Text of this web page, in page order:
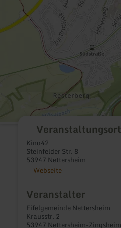
Veranstaltungsort
Kino42
Steinfelder Str. 8
53947 Nettersheim
Webseite
Veranstalter
Eifelgemeinde Nettersheim
Krausstr. 2
53947 Nettersheim-Zingsheim